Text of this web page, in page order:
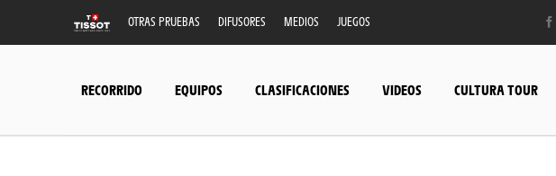
OTRAS PRUEBAS DIFUSORES MEDIOS JUEGOS
RECORRIDO EQUIPOS CLASIFICACIONES VIDEOS CULTURA TOUR